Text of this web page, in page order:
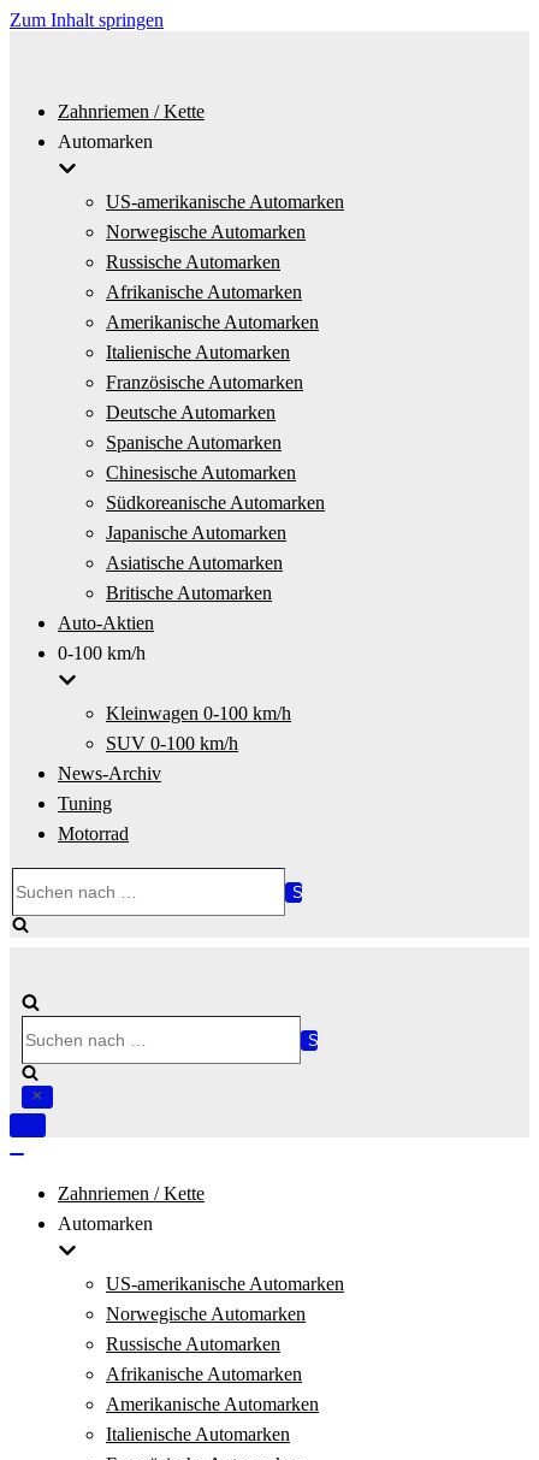
Zum Inhalt springen
Zahnriemen / Kette
Automarken
US-amerikanische Automarken
Norwegische Automarken
Russische Automarken
Afrikanische Automarken
Amerikanische Automarken
Italienische Automarken
Französische Automarken
Deutsche Automarken
Spanische Automarken
Chinesische Automarken
Südkoreanische Automarken
Japanische Automarken
Asiatische Automarken
Britische Automarken
Auto-Aktien
0-100 km/h
Kleinwagen 0-100 km/h
SUV 0-100 km/h
News-Archiv
Tuning
Motorrad
nach …
nach …
Navigation
Zahnriemen / Kette
Automarken
US-amerikanische Automarken
Norwegische Automarken
Russische Automarken
Afrikanische Automarken
Amerikanische Automarken
Italienische Automarken